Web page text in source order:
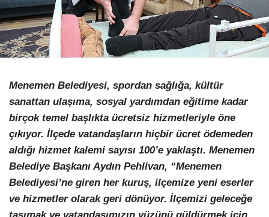
Facebook
Instagram
Youtube
Pinterest
Dribbble
LinkedIn
Menemen Belediyesi, spordan sağlığa, kültür
sanattan ulaşıma, sosyal yardımdan eğitime kadar
birçok temel başlıkta ücretsiz hizmetleriyle öne
çıkıyor. İlçede vatandaşların hiçbir ücret ödemeden
aldığı hizmet kalemi sayısı 100’e yaklaştı. Menemen
Belediye Başkanı Aydın Pehlivan, “Menemen
Belediyesi’ne giren her kuruş, ilçemize yeni eserler
ve hizmetler olarak geri dönüyor. İlçemizi geleceğe